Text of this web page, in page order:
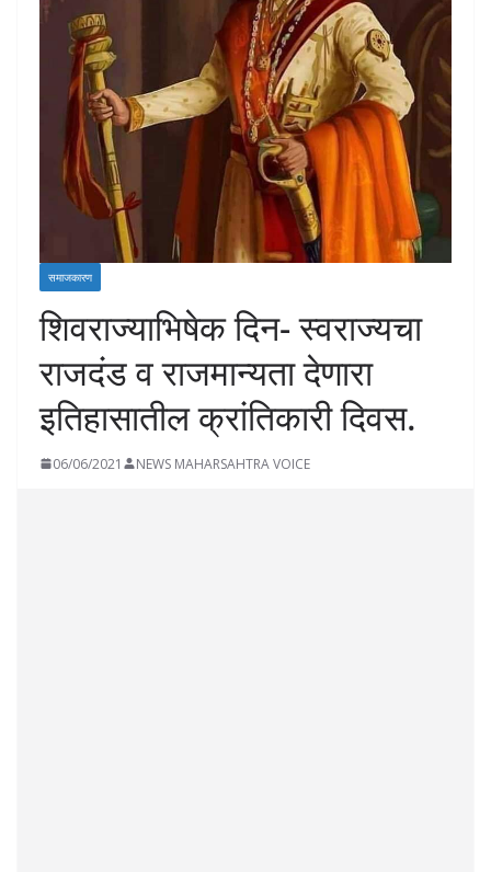
समाजकारण
शिवराज्याभिषेक दिन- स्वराज्यचा
राजदंड व राजमान्यता देणारा
इतिहासातील क्रांतिकारी दिवस.
06/06/2021 NEWS MAHARSAHTRA VOICE